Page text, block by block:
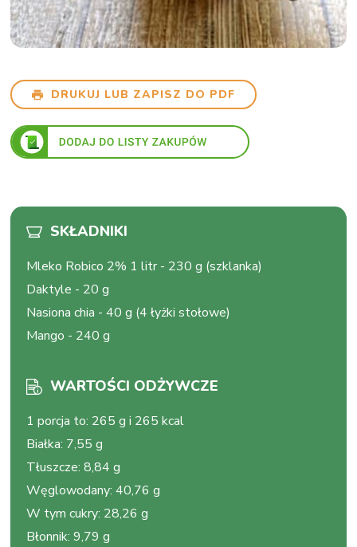
DRUKUJ LUB ZAPISZ DO PDF
SKŁADNIKI
Mleko Robico 2% 1 litr - 230 g (szklanka)
Daktyle - 20 g
Nasiona chia -40 g (4 łyżki stołowe)
Mango - 240 g
WARTOŚCI ODŻYWCZE
1 porcja to: 265 g i 265 kcal
Białka: 7,55 g
Tłuszcze:8,84 g
Węglowodany:40,76 g
W tym cukry: 28,26 g
Błonnik:9,79 g